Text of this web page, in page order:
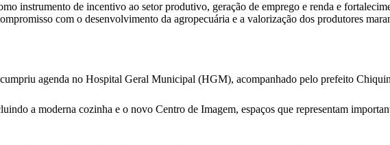
instrumento de incentivo ao setor produtivo, geração de emprego e renda e
com o desenvolvimento da agropecuária e a valorização dos produtores
agenda no Hospital Geral Municipal (HGM), acompanhado pelo prefeito
a moderna cozinha e o novo Centro de Imagem, espaços que representam